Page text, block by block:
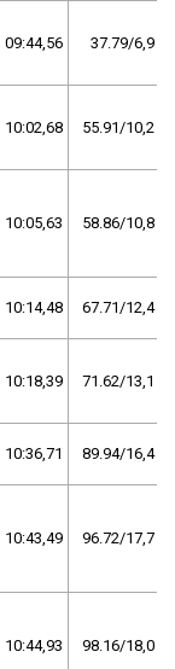
09:44,56 37.79/6,9
10:02,68 55.91/10,2
10:05,63 58.86/10,8
10:14,48 67.71/12,4
10:18,39 71.62/13,1
10:36,71 89.94/16,4
10:43,49 96.72/17,7
10:44,93 98.16/18,0